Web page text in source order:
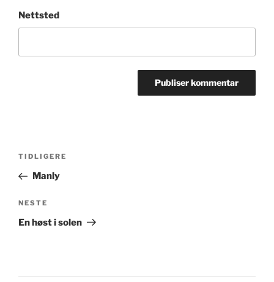
Nettsted
Innleggsnavigasjon
Forrige
innlegg
TIDLIGERE
Manly
Neste
innlegg
NESTE
En høst i solen